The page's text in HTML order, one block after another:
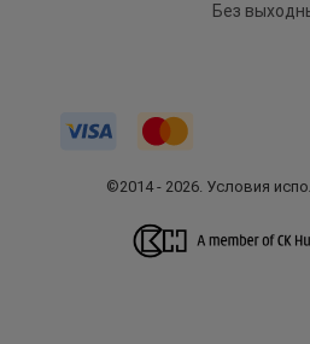
Без
©2014 - 2026. Условия